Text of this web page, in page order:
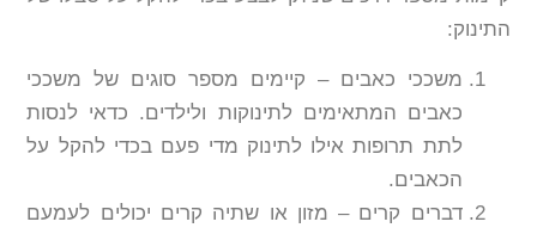
התינוק:
משככי כאבים – קיימים מספר סוגים של משככי
כאבים המתאימים לתינוקות ולילדים. כדאי לנסות
לתת תרופות אילו לתינוק מדי פעם בכדי להקל על
הכאבים.
דברים קרים – מזון או שתיה קרים יכולים לעמעם